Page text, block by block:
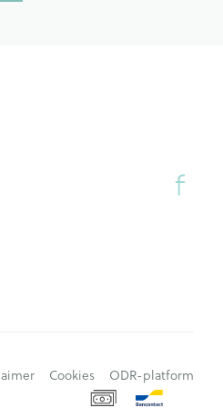
Cookies ODR-platform